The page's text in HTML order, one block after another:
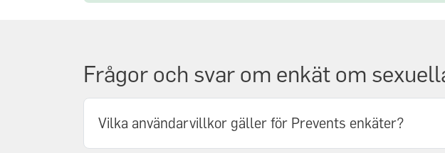
Frågor och svar om enkät om
Vilka användarvillkor gäller för Prevents enkäter?